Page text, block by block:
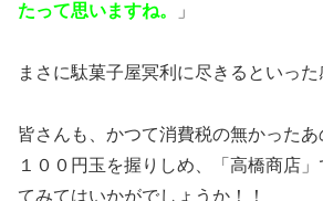
たって思いますね。
」
まさに駄菓子屋冥利に尽きるといった
皆さんも、かつて消費税の無かったあ
１００円玉を握りしめ、「高橋商店
てみてはいかがでしょうか！！